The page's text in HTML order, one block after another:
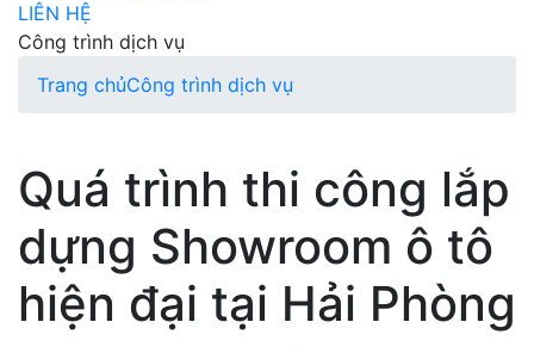
LIÊN HỆ
Công trình dịch vụ
Trang chủCông trình dịch vụ
Quá trình thi công lắp
dựng Showroom ô tô
hiện đại tại Hải Phòng